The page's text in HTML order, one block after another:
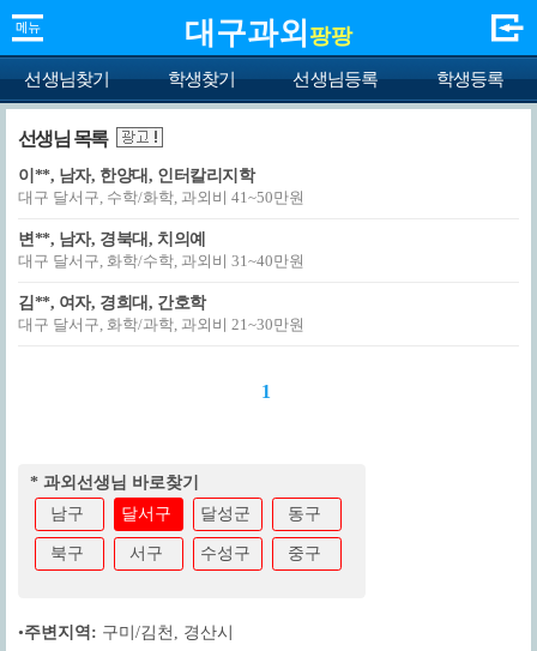
대구과외 팡팡
선생님찾기 학생찾기 선생님등록 학생등록
선생님 목록
이**, 남자, 한양대, 인터칼리지학
대구 달서구, 수학/화학, 과외비 41~50만원
변**, 남자, 경북대, 치의예
대구 달서구, 화학/수학, 과외비 31~40만원
김**, 여자, 경희대, 간호학
대구 달서구, 화학/과학, 과외비 21~30만원
1
* 과외선생님 바로찾기
남구
달서구 달성군 동구
북구 서구 수성구 중구
•주변지역: 구미/김천 , 경산시